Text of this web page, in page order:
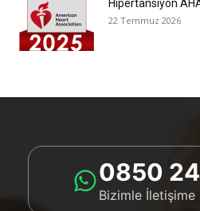
Hipertansiyon
22 Temmuz 2026
0850
Bizimle İletişime